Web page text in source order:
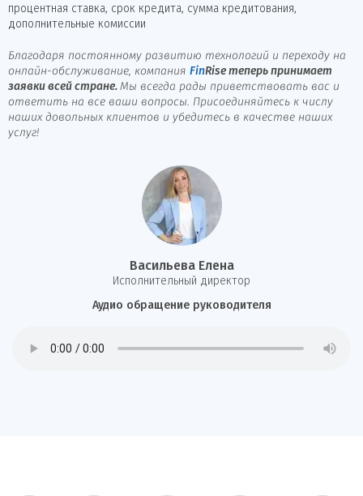
процентная ставка, срок кредита, сумма кредитования,
дополнительные комиссии
Благодаря постоянному развитию технологий и переходу на
онлайн-обслуживание, компания FinRise теперь принимает
заявки всей стране. Мы всегда рады приветствовать вас и
ответить на все ваши вопросы. Присоединяйтесь к числу
наших довольных клиентов и убедитесь в качестве наших
услуг!
Васильева Елена
И сполнительный директор
Аудио обращение руководителя